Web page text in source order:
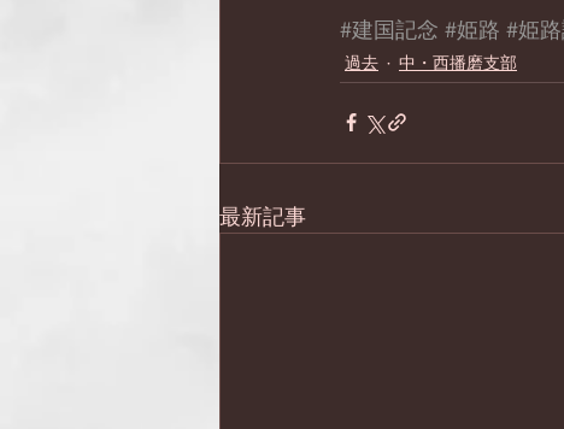
#建国記念 #姫路 #姫
過去 中・西播磨支部
最新記事